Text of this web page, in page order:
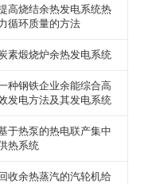
高烧结余热发电系统热
循环质量的方法
素煅烧炉余热发电系统
种钢铁企业余能综合高
发电方法及其发电系统
于热泵的热电联产集中
热系统
回收余热蒸汽的汽轮机给